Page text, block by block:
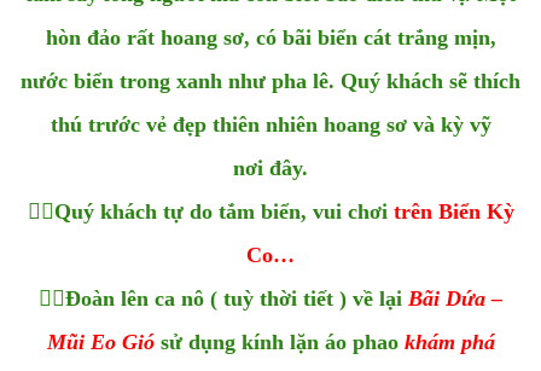
hòn đảo rất hoang sơ, có bãi biển cát trắng mịn,
nước biển trong xanh như pha lê. Quý khách sẽ thích
thú trước vẻ đẹp thiên nhiên hoang sơ và kỳ vỹ
nơi đây.
Quý khách tự do tắm biển, vui chơi trên Biển Kỳ
Co…
Đoàn lên ca nô ( tuỳ thời tiết ) về lại Bãi Dứa –
Mũi Eo Gió sử dụng kính lặn áo phao khám phá